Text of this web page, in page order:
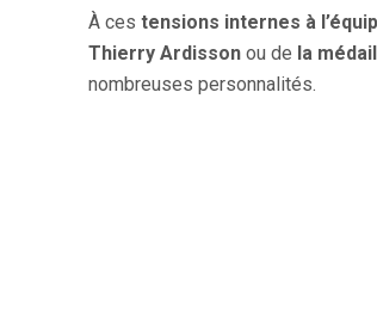
À ces tensions internes à
Thierry Ardisson ou de la
nombreuses personnalités.